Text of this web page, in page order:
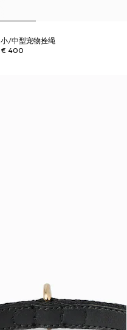
小/中型宠物拴绳
€ 400